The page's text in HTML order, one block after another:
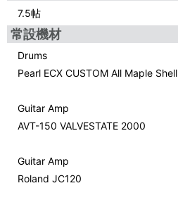
7.5帖
常設機材
Drums
Pearl ECX CUSTOM All Maple Shell
Guitar Amp
AVT-150 VALVESTATE 2000
Guitar Amp
Roland JC120